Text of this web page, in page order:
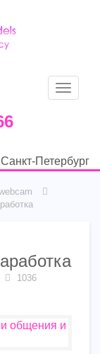
Меню
Петербург
1036